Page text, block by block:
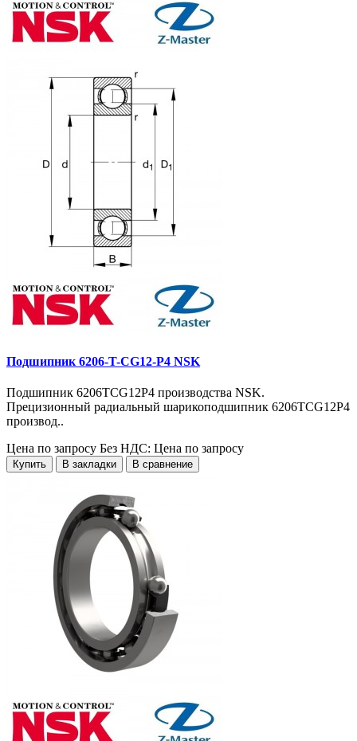
Подшипник 6206-T-CG12-P4 NSK
Подшипник 6206TCG12P4 производства NSK.
Прецизионный радиальный шарикоподшипник 6206TCG12P4
производ..
Цена по запросу Без НДС: Цена по запросу
Купить В закладки В сравнение